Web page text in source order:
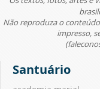
Não reproduza o
impresso,
Santuário